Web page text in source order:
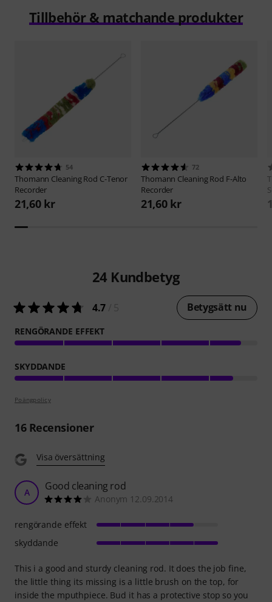
Tillbehör & matchande produkter
54
Thomann Cleaning Rod C-Tenor
Recorder
21,60 kr
72
Thomann Cleaning Rod F-Alto
Recorder
21,60 kr
24 Kundbetyg
4.7 Betygsätt nu
RENGÖRANDE EFFEKT
SKYDDANDE
Poängpolicy
16Recensioner
Visa översättning
A Good cleaning rod
Anonym 12.09.2014
This i a good and sturdy cleaning rod. It does the job fine,
the little thing its missing is a little brush on the top, for
inside the mputhpiece. Bud it has a protective stop so you
rengörande effekt
skyddande